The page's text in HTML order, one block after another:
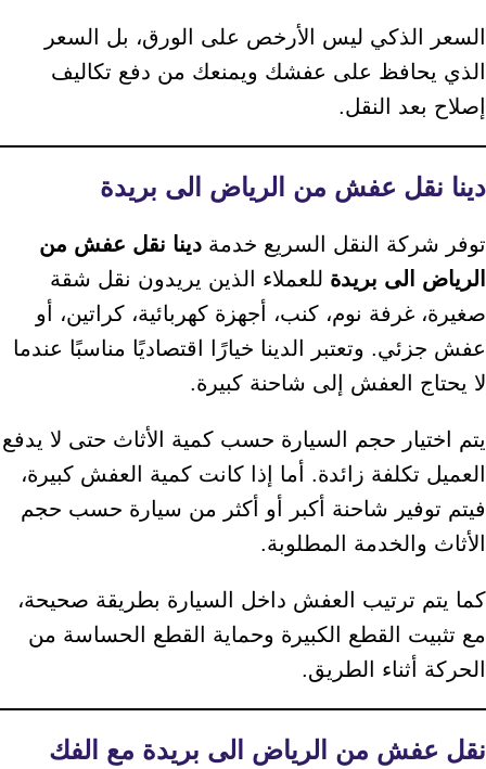
السعر الذكي ليس الأرخص على الورق، بل السعر
الذي يحافظ على عفشك ويمنعك من دفع تكاليف
إصلاح بعد النقل.
دينا نقل عفش من الرياض الى بريدة
توفر شركة النقل السريع خدمة دينا نقل عفش من
الرياض الى بريدة للعملاء الذين يريدون نقل شقة
صغيرة، غرفة نوم، كنب، أجهزة كهربائية، كراتين، أو
عفش جزئي. وتعتبر الدينا خيارًا اقتصاديًا مناسبًا عندما
لا يحتاج العفش إلى شاحنة كبيرة.
يتم اختيار حجم السيارة حسب كمية الأثاث حتى لا يدفع
العميل تكلفة زائدة. أما إذا كانت كمية العفش كبيرة،
فيتم توفير شاحنة أكبر أو أكثر من سيارة حسب حجم
الأثاث والخدمة المطلوبة.
كما يتم ترتيب العفش داخل السيارة بطريقة صحيحة،
مع تثبيت القطع الكبيرة وحماية القطع الحساسة من
الحركة أثناء الطريق.
نقل عفش من الرياض الى بريدة مع الفك